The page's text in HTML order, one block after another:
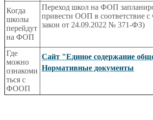
Когда
школы
перейдут
на ФОП
Переход школ на ФОП
привести ООП в соответствие
закон от 24.09.2022 № 371-ФЗ)
Где
можно
ознакоми
ться с
ФООП
Сайт "Единое содержание
Нормативные документы